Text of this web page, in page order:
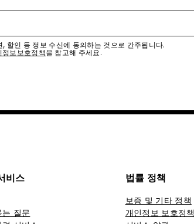
할인 등 정보 수신에 동의하는 것으로 간주됩니다.
정보보호정책을 참고해 주세요.
비스
는 질문
법률 정책
보증 및 기타 정책
개인정보 보호정책